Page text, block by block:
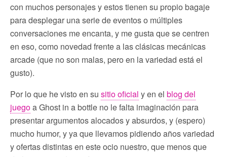
con muchos personajes y estos tienen su propio bagaje
para desplegar una serie de eventos o múltiples
conversaciones me encanta, y me gusta que se centren
en eso, como novedad frente a las clásicas mecánicas
arcade (que no son malas, pero en la variedad está el
gusto).
Por lo que he visto en su sitio oficial y en el blog del
juegoa Ghost in a bottle no le falta imaginación para
presentar argumentos alocados y absurdos, y (espero)
mucho humor, y ya que llevamos pidiendo años variedad
y ofertas distintas en este ocio nuestro, que menos que